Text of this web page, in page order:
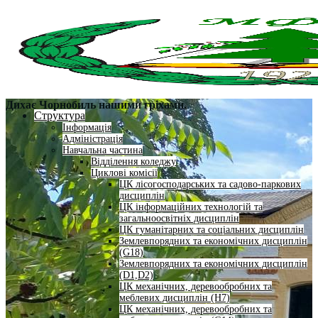
Структура
Інформація
Адміністрація
Навчальна частина
Відділення коледжу
Циклові комісії
ЦК лісогосподарських та садово-паркових
дисциплін
ЦК інформаційних технологій та
загальноосвітніх дисциплін
ЦК гуманітарних та соціальних дисциплін
Землевпорядних та економічних дисциплін
(G18)
Землевпорядних та економічних дисциплін
(D1,D2)
ЦК механічних, деревообробних та
меблевих дисциплін (H7)
ЦК механічних, деревообробних та
Дихає Чорнобиль нашими гріхами.